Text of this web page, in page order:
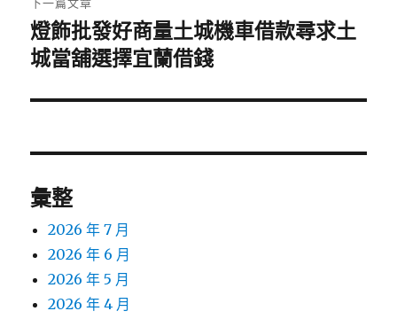
下
一
文
燈飾批發好商量土城機車借款尋求土
城當舖選擇宜蘭借錢
彙整
2026 年 7 月
2026 年 6 月
2026 年 5 月
2026 年 4 月